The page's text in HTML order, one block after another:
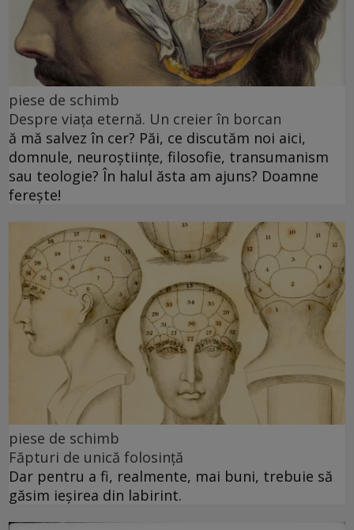
piese de schimb
Despre viața eternă. Un creier în borcan
ă mă salvez în cer? Păi, ce discutăm noi aici,
domnule, neuroștiințe, filosofie, transumanism
sau teologie? În halul ăsta am ajuns? Doamne
ferește!
piese de schimb
Făpturi de unică folosință
Dar pentru a fi, realmente, mai buni, trebuie să
găsim ieșirea din labirint.